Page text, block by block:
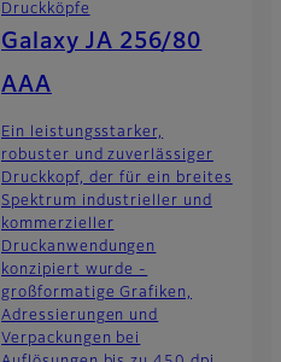
Druckköpfe
Galaxy JA 256/80
AAA
Ein leistungsstarker,
robuster und zuverlässiger
Druckkopf, der für ein breites
Spektrum industrieller und
kommerzieller
Druckanwendungen
konzipiert wurde -
großformatige Grafiken,
Adressierungen und
Verpackungen bei